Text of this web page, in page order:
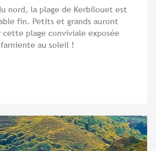
nord, la plage de Kerbilouet est
fin. Petits et grands auront
plage conviviale exposée
au soleil !